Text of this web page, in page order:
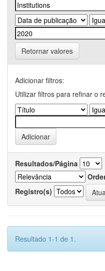
Retornar valores
Adicionar filtros:
Utilizar filtros para refinar o
Resultados/Página
Registro(s)
Resultado 1-1 de 1.